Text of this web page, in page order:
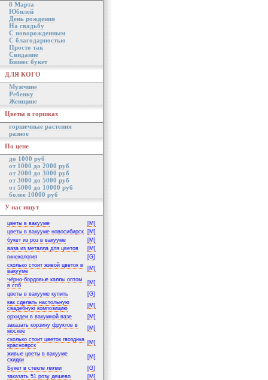
8 Марта
Юбилей
День рождения
На свадьбу
С новорожденным
С благодарностью
Просто так
Свидание
Бизнес букет
ДЛЯ КОГО
Мужчине
Ребенку
Женщине
Цветы в горшках
горшечные растения
разное
По цене
до 1000 руб
от 1000 до 2000 руб
от 2000 до 3000 руб
от 3000 до 5000 руб
от 5000 до 10000 руб
более 10000 руб
У нас ищут
цветы в вакууме
[M]
цветы в вакууме новосибирск
[M]
букет из роз в вакууме
[M]
ваза из металла для цветов
[M]
гинекология
[G]
сколько стоит живой цветок в
вакууме
[M]
чёрно-бордовые каллы оптом
в спб
[M]
цветы в вакууме купить
[G]
как сделать настольную
свадебную композицию
[M]
орхидеи в вакумной вазе
[M]
заказать корзину фруктов в
москве
[M]
сколько стоит цветок гвоздика
красноярск
[M]
живые цветы в вакууме
скидки
[M]
Букет в стекле лилии
[G]
заказать 51 розу дешево
[M]